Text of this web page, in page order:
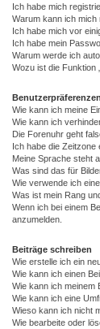
Ich habe mich
Warum kann ich mich
Ich habe mich vor
Ich habe mein
Warum werde ich
Wozu ist die Funktion
Wie kann ich meine
Wie kann ich
Die Forenuhr geht
Ich habe die Zeitzone
Meine Sprache steht
Was sind das für
Wie verwende ich
Was ist mein Rang
Wenn ich bei einem
anzumelden.
Beiträge schreiben
Wie erstelle ich ein
Wie kann ich einen
Wie kann ich meinem
Wie kann ich eine
Wieso kann ich nicht
Wie bearbeite oder